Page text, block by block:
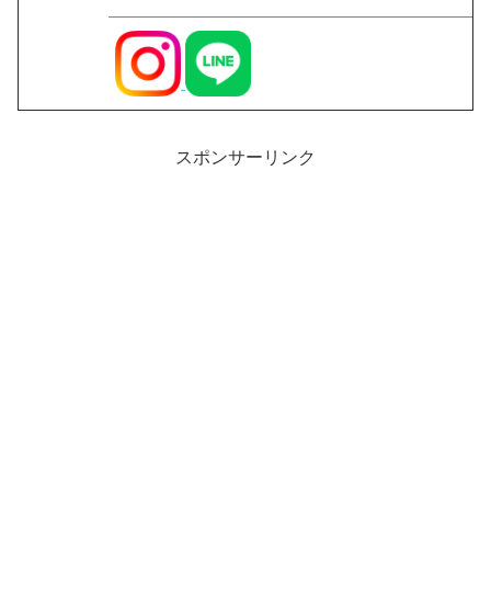
スポンサーリンク